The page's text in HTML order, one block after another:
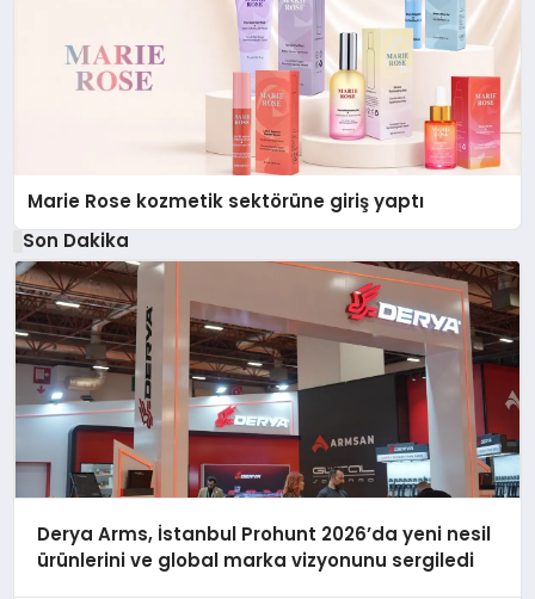
Marie Rose kozmetik sektörüne giriş yaptı
Son Dakika
Derya Arms, İstanbul Prohunt 2026’da yeni nesil
ürünlerini ve global marka vizyonunu sergiledi